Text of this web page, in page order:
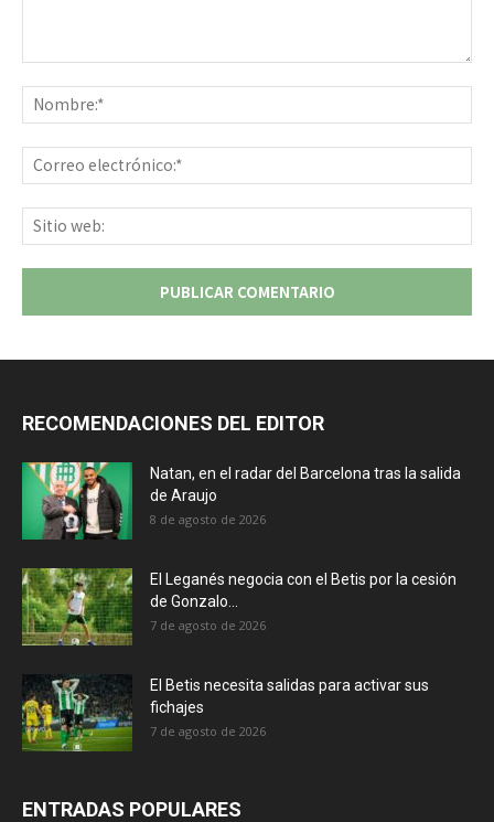
RECOMENDACIONES DEL EDITOR
Natan, en el radar del Barcelona tras la salida
de Araujo
8 de agosto de 2026
El Leganés negocia con el Betis por la cesión
de Gonzalo...
7 de agosto de 2026
El Betis necesita salidas para activar sus
fichajes
7 de agosto de 2026
ENTRADAS POPULARES